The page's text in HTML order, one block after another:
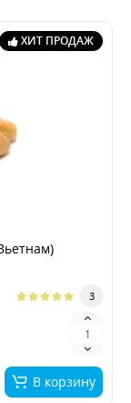
ХИТ ПРОДАЖ
3
В корзину